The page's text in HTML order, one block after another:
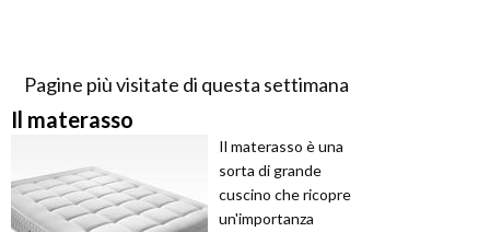
Pagine più visitate di questa settimana
Il materasso
Il materasso è una
sorta di grande
cuscino che ricopre
un'importanza